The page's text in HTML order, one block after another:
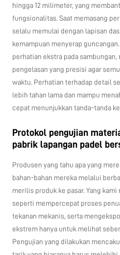
hingga 12 milimeter, yang
fungsionalitas. Saat memasang
selalu memulai dengan lapisan
kemampuan menyerap
perhatian ekstra pada
pengelasan yang presisi agar
waktu. Perhatian terhadap detail
lebih tahan lama dan mampu
cepat menunjukkan tanda-tanda
Protokol pengujian
pabrik lapangan padel
Produsen yang tahu apa yang
bahan-bahan mereka melalui
merilis produk ke pasar. Yang
seperti mempercepat proses
tekanan mekanis, serta
ekstrem hanya untuk melihat
Pengujian yang dilakukan